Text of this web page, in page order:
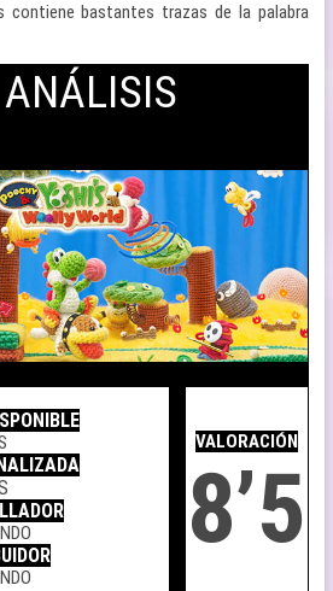
contiene bastantes trazas de la palabra
ANÁLISIS
VALORACIÓN
8’5